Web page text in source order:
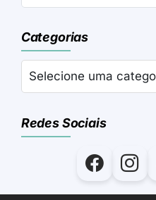
Categorias
Redes Sociais